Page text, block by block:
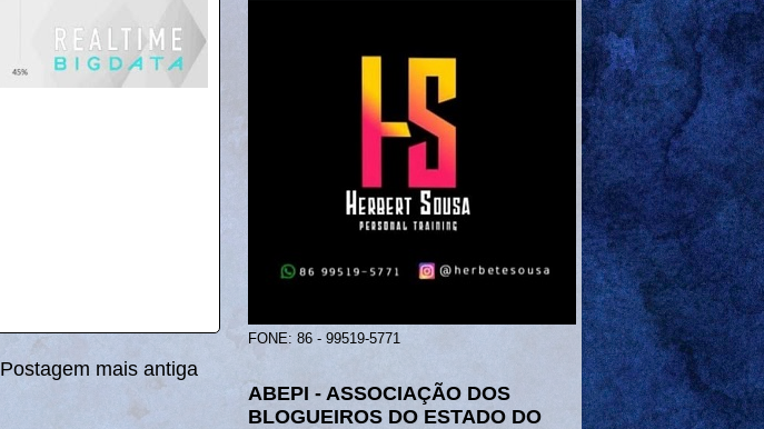
Postagem mais antiga
FONE: 86 - 99519-5771
ABEPI - ASSOCIAÇÃO DOS
BLOGUEIROS DO ESTADO DO